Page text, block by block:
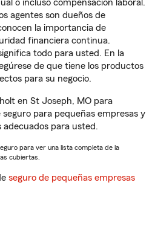
o incluso compensación laboral.
agentes son dueños de
la importancia de
financiera continua.
todo para usted. En la
de que tiene los productos
para su negocio.
en St Joseph, MO para
para pequeñas empresas y
adecuados para usted.
para ver una lista completa de la
cubiertas.
seguro de pequeñas empresas